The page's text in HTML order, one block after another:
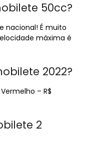
50cc?
nacional! É muito
máxima é
2022?
– R$
2